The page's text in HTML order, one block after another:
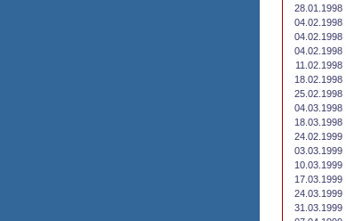
28.01.1998
04.02.1998
04.02.1998
04.02.1998
11.02.1998
18.02.1998
25.02.1998
04.03.1998
18.03.1998
24.02.1999
03.03.1999
10.03.1999
17.03.1999
24.03.1999
31.03.1999